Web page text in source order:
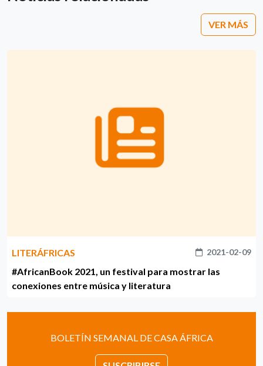
VER MÁS
LITERÁFRICAS 2021-02-09
#AfricanBook 2021, un festival para mostrar las
conexiones entre música y literatura
BOLETÍN SEMANAL DE CASA ÁFRICA